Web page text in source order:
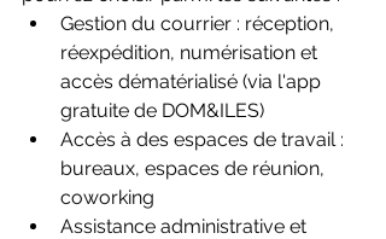
Gestion du courrier : réception,
réexpédition, numérisation et
accès dématérialisé (via l'app
gratuite de DOM&ILES)
Accès à des espaces de travail :
bureaux, espaces de réunion,
coworking
Assistance administrative et